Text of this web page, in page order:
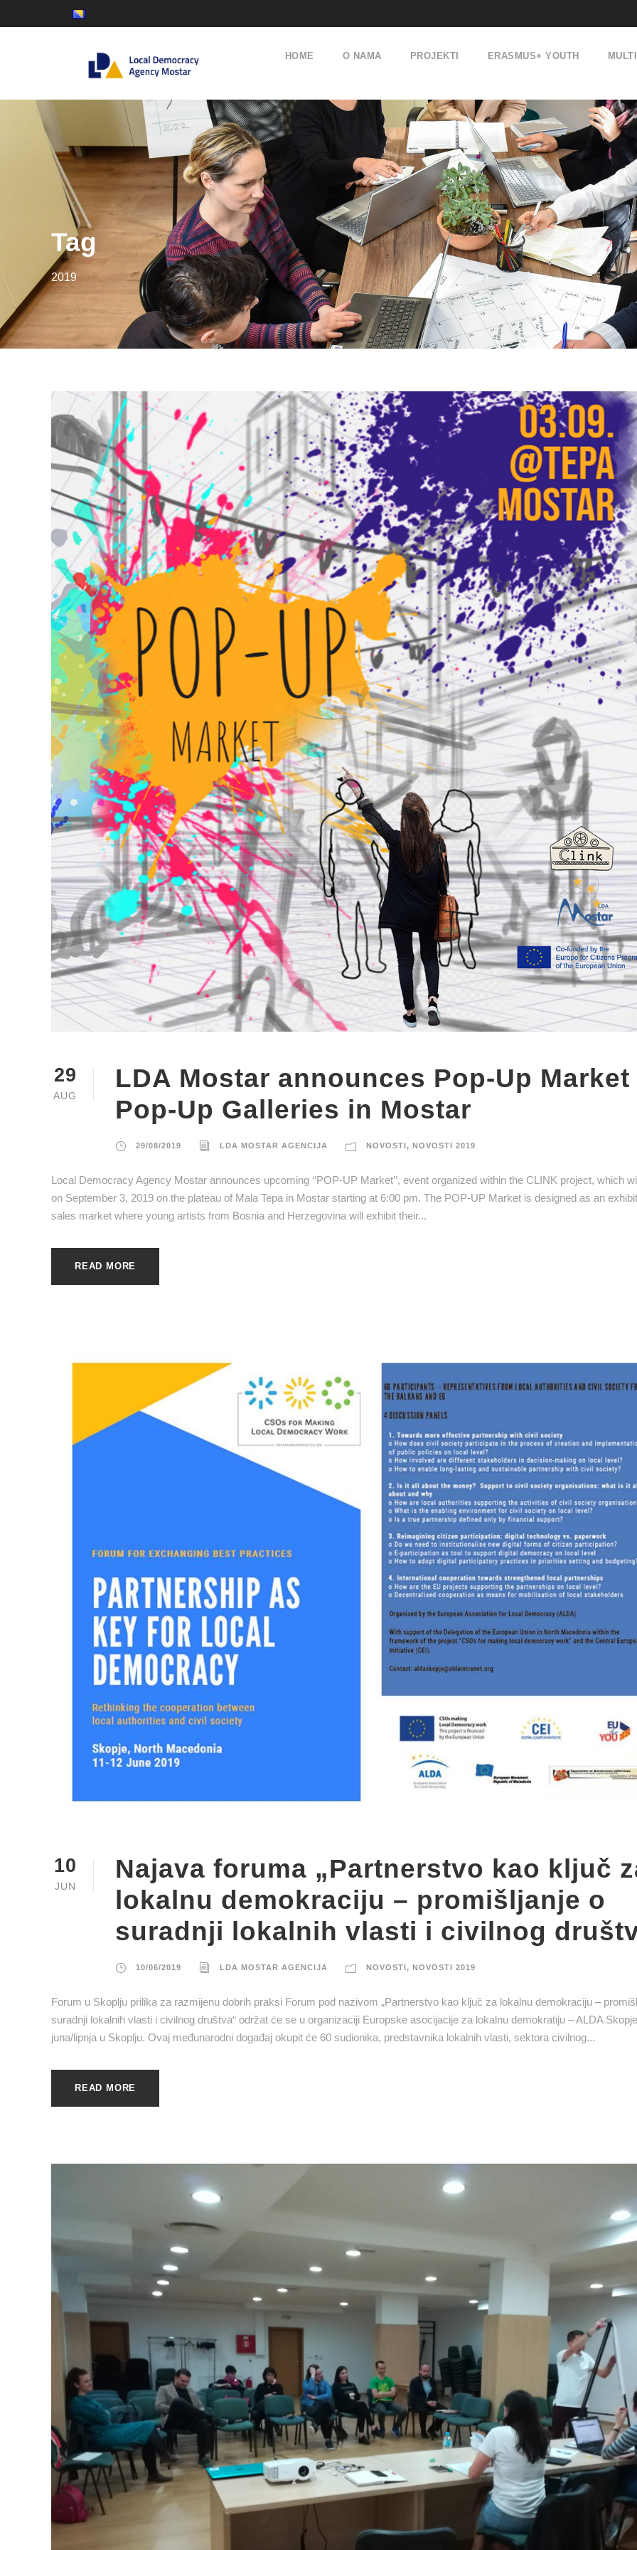
HOME O NAMA PROJEKTI ERASMUS+ YOUTH
Tag
2019
29
AUG
LDA Mostar announces Pop-Up Market
Pop-Up Galleries in Mostar
29/08/2019 LDA MOSTAR AGENCIJA NOVOSTI, NOVOSTI 2019
Local Democracy Agency Mostar announces upcoming ‘’POP-UP Market’’, event organized within the CLINK project, which
on September 3, 2019 on the plateau of Mala Tepa in Mostar starting at 6:00 pm. The POP-UP Market is designed as an
sales market where young artists from Bosnia and Herzegovina will exhibit their...
READ MORE
10
JUN
Najava foruma „Partnerstvo kao ključ
lokalnu demokraciju – promišljanje o
suradnji lokalnih vlasti i civilnog
10/06/2019 LDA MOSTAR AGENCIJA NOVOSTI, NOVOSTI 2019
Forum u Skoplju prilika za razmijenu dobrih praksi Forum pod nazivom „Partnerstvo kao ključ za lokalnu demokraciju –
suradnji lokalnih vlasti i civilnog društva“ održat će se u organizaciji Europske asocijacije za lokalnu demokratiju – ALDA
juna/lipnja u Skoplju. Ovaj međunarodni događaj okupit će 60 sudionika, predstavnika lokalnih vlasti, sektora civilnog...
READ MORE